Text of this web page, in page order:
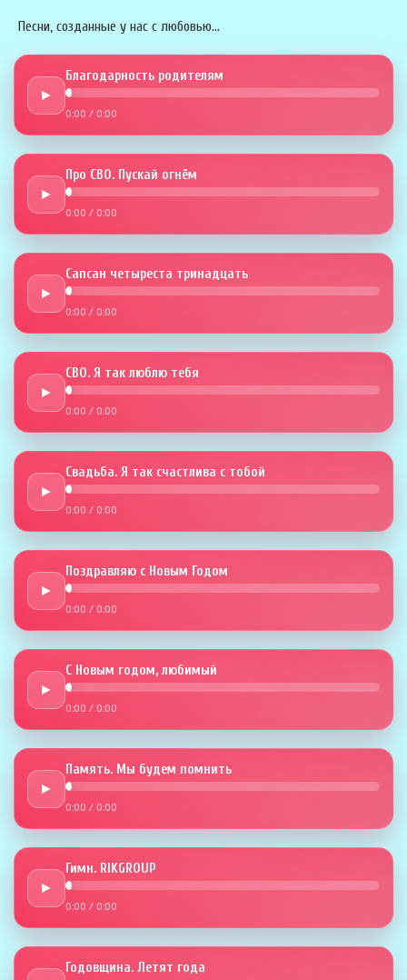
Песни, созданные у нас с любовью...
►
Благодарность родителям
0:00 / 0:00
►
Про СВО. Пускай огнём
0:00 / 0:00
►
Сапсан четыреста тринадцать
0:00 / 0:00
►
СВО. Я так люблю тебя
0:00 / 0:00
►
Свадьба. Я так счастлива с тобой
0:00 / 0:00
►
Поздравляю с Новым Годом
0:00 / 0:00
►
С Новым годом, любимый
0:00 / 0:00
►
Память. Мы будем помнить
0:00 / 0:00
►
Гимн. RIKGROUP
0:00 / 0:00
Годовщина. Летят года